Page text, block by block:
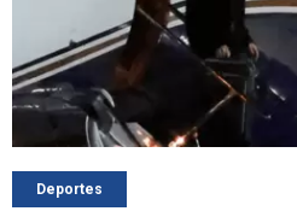
Deportes